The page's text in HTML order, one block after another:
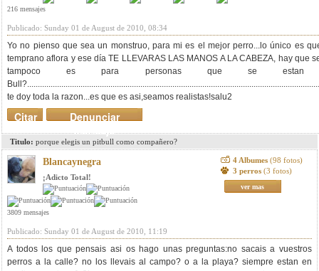
216 mensajes
Publicado: Sunday 01 de August de 2010, 08:34
Yo no pienso que sea un monstruo, para mi es el mejor perro...lo único es
temprano aflora y ese día TE LLEVARAS LAS MANOS A LA CABEZA, hay
tampoco es para personas que se estan
te doy toda la razon...es que es asi,seamos realistas!salu2
Denunciar
mensaje
Citar
Titulo: porque elegis un pitbull como compañero?
Blancaynegra
¡Adicto Total!
3809 mensajes
4 Albumes (98 fotos)
3 perros (3 fotos)
ver mas
Publicado: Sunday 01 de August de 2010, 11:19
A todos los que pensais asi os hago unas preguntas:no sacais a vuestros
perros a la calle? no los llevais al campo? o a la playa? siempre estan en